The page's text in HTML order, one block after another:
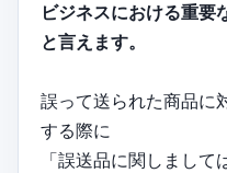
ビジネスにおける重要
と言えます。
誤って送られた商品に
する際に
「誤送品に関しまし